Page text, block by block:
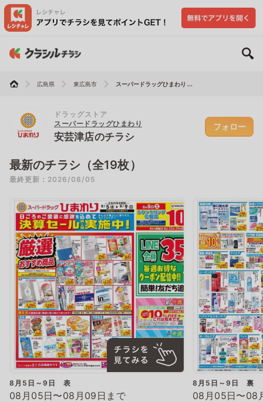
広島県 東広島市 スーパードラッグひまわり ...
ドラッグストア
スーパードラッグひまわり
安芸津店のチラシ
フォロー
最新のチラシ（全19枚）
最終更新：2026/08/05
8月5日～9日 表
08月05日〜08月09日まで
8月5日～9日 裏
08月05日〜08